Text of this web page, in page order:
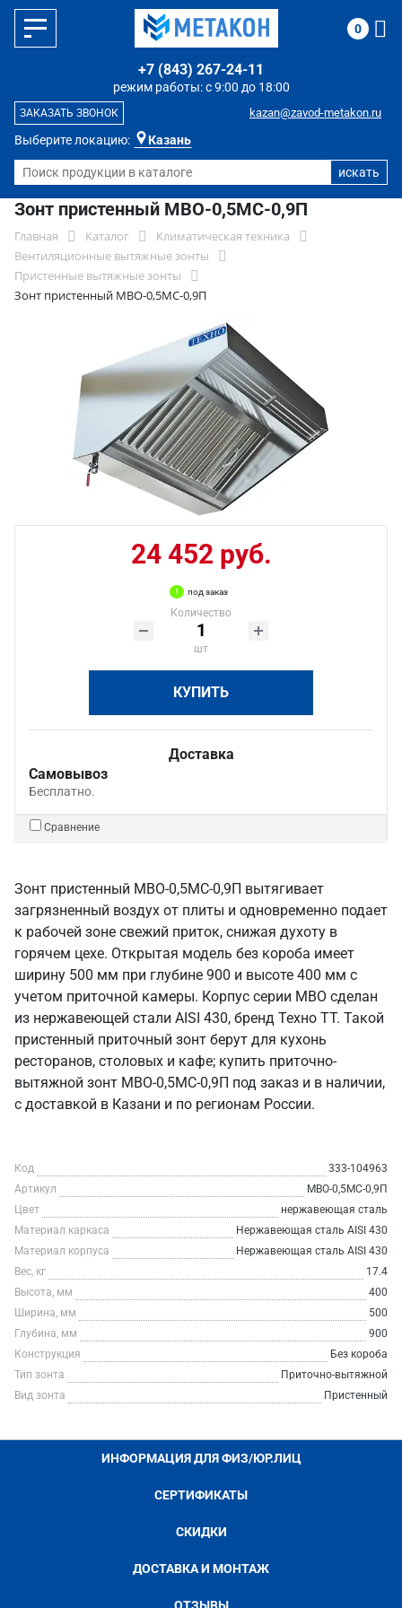
Выберите локацию: Казань
режим работы: с 9:00 до 18:00
+7 (843) 267-24-11
kazan@zavod-metakon.ru
ЗАКАЗАТЬ ЗВОНОК
0
Зонт пристенный МВО-0,5МС-0,9П
Главная Каталог
Климатическая техника
Вентиляционные вытяжные зонты
Пристенные вытяжные зонты
Зонт пристенный МВО-0,5МС-0,9П
24 452 руб.
под заказ
Количество
шт
КУПИТЬ
Доставка
Самовывоз
Бесплатно.
Сравнение
Зонт пристенный МВО-0,5МС-0,9П вытягивает
загрязненный воздух от плиты и одновременно подает
к рабочей зоне свежий приток, снижая духоту в
горячем цехе. Открытая модель без короба имеет
ширину 500 мм при глубине 900 и высоте 400 мм с
учетом приточной камеры. Корпус серии МВО сделан
из нержавеющей стали AISI 430, бренд Техно ТТ. Такой
пристенный приточный зонт берут для кухонь
ресторанов, столовых и кафе; купить приточно-
вытяжной зонт МВО-0,5МС-0,9П под заказ и в наличии,
с доставкой в Казани и по регионам России.
Код
333-104963
Артикул
МВО-0,5МС-0,9П
Цвет
нержавеющая сталь
Материал каркаса
Нержавеющая сталь AISI 430
Материал корпуса
Нержавеющая сталь AISI 430
Вес, кг
17.4
Высота, мм
400
Ширина, мм
500
Глубина, мм
900
Конструкция
Без короба
Тип зонта
Приточно-вытяжной
Вид зонта
Пристенный
ИНФОРМАЦИЯ ДЛЯ ФИЗ/ЮР.ЛИЦ
СЕРТИФИКАТЫ
СКИДКИ
ДОСТАВКА И МОНТАЖ